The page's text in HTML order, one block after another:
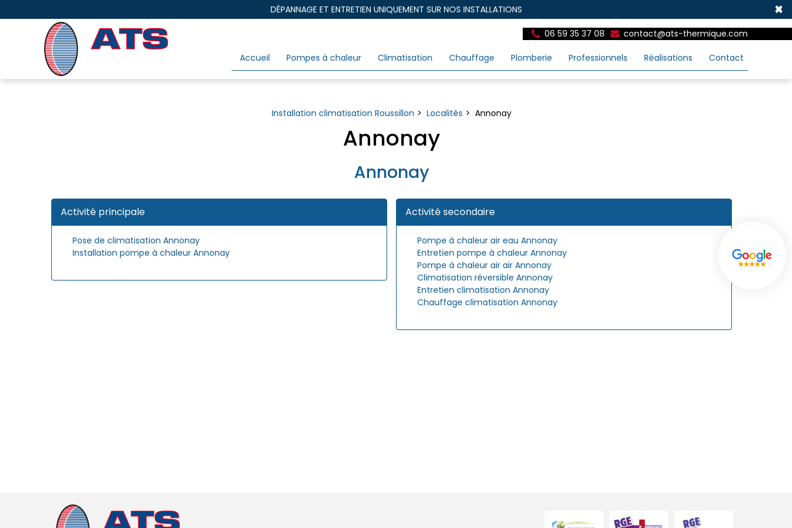
DÉPANNAGE ET ENTRETIEN UNIQUEMENT SUR NOS INSTALLATIONS ×
06 59 35 37 08 contact@ats-thermique.com
Accueil Pompes à chaleur Climatisation Chauffage Plomberie Professionnels Réalisations Contact
Installation climatisation Roussillon Localités Annonay
Annonay
Annonay
Activité principale
Pose de climatisation Annonay
Installation pompe à chaleur Annonay
Activité secondaire
Pompe à chaleur air eau Annonay
Entretien pompe à chaleur Annonay
Pompe à chaleur air air Annonay
Climatisation réversible Annonay
Entretien climatisation Annonay
Chauffage climatisation Annonay